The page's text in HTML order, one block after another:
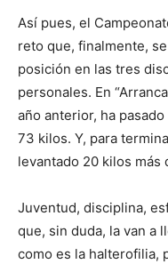
Así pues, el
reto que, finalmente,
posición en las tres
personales. En
año anterior, ha pasado
73 kilos. Y, para
levantado 20 kilos más
Juventud, disciplina,
que, sin duda, la van a
como es la halterofilia,